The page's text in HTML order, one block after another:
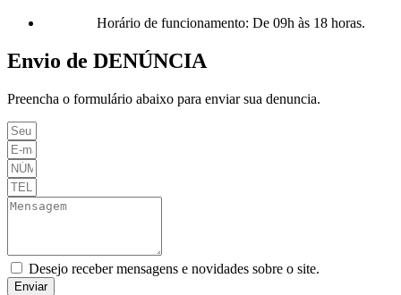
Horário de funcionamento: De 09h às 18 horas.
Envio de DENÚNCIA
Preencha o formulário abaixo para enviar sua denuncia.
Desejo receber mensagens e novidades sobre o site.
Enviar